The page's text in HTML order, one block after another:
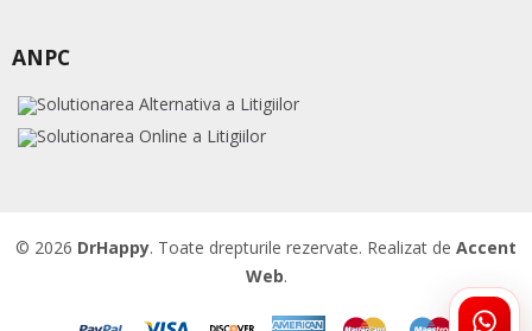
ANPC
© 2026 DrHappy. Toate drepturile rezervate. Realizat de Accent
Web.